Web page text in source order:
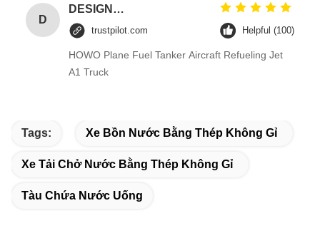
D
DESIGNER CODE
trustpilot.com Helpful (100)
HOWO Plane Fuel Tanker Aircraft Refueling Jet
A1 Truck
Tags: Xe Bồn Nước Bằng Thép Không Gỉ
Xe Tải Chở Nước Bằng Thép Không Gỉ
Tàu Chứa Nước Uống